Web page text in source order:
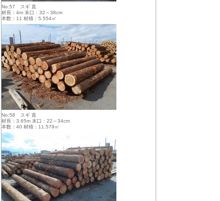
No:57 スギ 直
材長：4m 末口：32～38cm
本数：11 材積：5.554㎥
No:58 スギ 直
材長：3.65m 末口：22～34cm
本数：40 材積：11.579㎥